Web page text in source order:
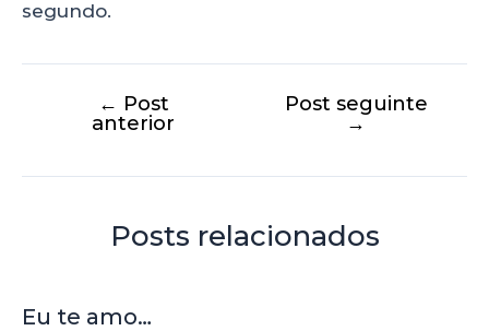
segundo.
← Post
anterior
Post seguinte
→
Posts relacionados
Eu te amo…